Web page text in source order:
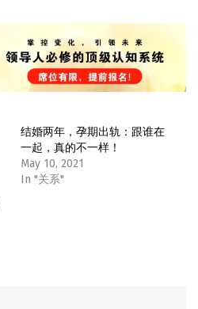
结婚两年，孕期出轨：跟谁在
一起，真的不一样！
May 10, 2021
In "关系"